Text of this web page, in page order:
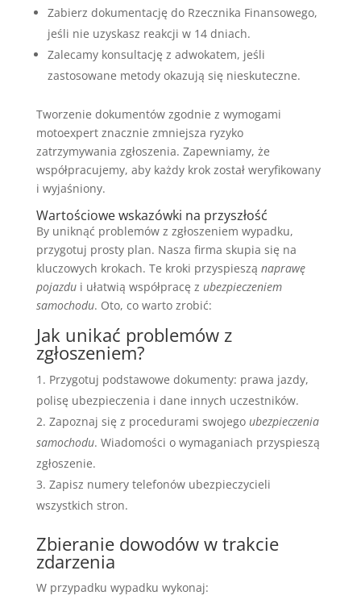
Zabierz dokumentację do Rzecznika Finansowego,
jeśli nie uzyskasz reakcji w 14 dniach.
Zalecamy konsultację z adwokatem, jeśli
zastosowane metody okazują się nieskuteczne.
Tworzenie dokumentów zgodnie z wymogami
motoexpert znacznie zmniejsza ryzyko
zatrzymywania zgłoszenia. Zapewniamy, że
współpracujemy, aby każdy krok został weryfikowany
i wyjaśniony.
Wartościowe wskazówki na przyszłość
By uniknąć problemów z zgłoszeniem wypadku,
przygotuj prosty plan. Nasza firma skupia się na
kluczowych krokach. Te kroki przyspieszą naprawę
pojazdui ułatwią współpracę z ubezpieczeniem
samochodu. Oto, co warto zrobić:
Jak unikać problemów z
zgłoszeniem?
Przygotuj podstawowe dokumenty: prawa jazdy,
polisę ubezpieczenia i dane innych uczestników.
Zapoznaj się z procedurami swojego ubezpieczenia
samochodu. Wiadomości o wymaganiach przyspieszą
zgłoszenie.
Zapisz numery telefonów ubezpieczycieli
wszystkich stron.
Zbieranie dowodów w trakcie
zdarzenia
W przypadku wypadku wykonaj: